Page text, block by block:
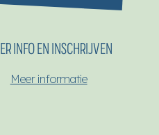
INFO EN INSCHRIJVEN
Meer informatie